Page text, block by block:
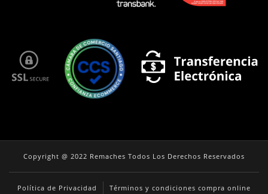
Copyright @ 2022 Remaches Todos Los Derechos Reservados
Política de Privacidad Términos y condiciones compra online